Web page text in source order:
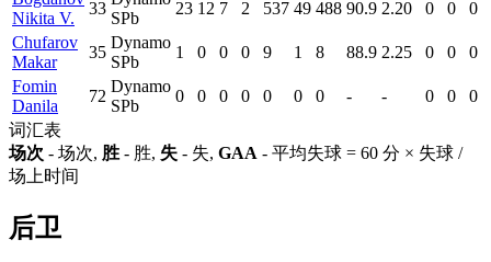
Nikita V.
33
SPb
23 12 7 2 537 49 488 90.9 2.20 0 0
0
Chufarov
Makar
35
Dynamo
SPb
1 0 0 0 9 1 8 88.9 2.25 0 0
0
Fomin
Danila
72
Dynamo
SPb
0 0 0 0 0 0 0 - - 0 0
0
词汇表
场次 - 场次, 胜 - 胜, 失 - 失, GAA - 平均失球 = 60 分 × 失球 /
场上时间
后卫